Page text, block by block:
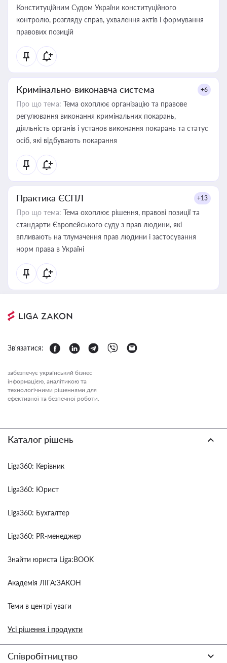
Конституційним Судом України конституційного
контролю, розгляду справ, ухвалення актів і формування
правових позицій
Кримінально-виконавча система +6
Про що тема: Тема охоплює організацію та правове
регулювання виконання кримінальних покарань,
діяльність органів і установ виконання покарань та статус
осіб, які відбувають покарання
Практика ЄСПЛ +13
Про що тема: Тема охоплює рішення, правові позиції та
стандарти Європейського суду з прав людини, які
впливають на тлумачення прав людини і застосування
норм права в Україні
Зв'язатися:
забезпечує український бізнес
інформацією, аналітикою та
технологічними рішеннями для
ефективної та безпечної роботи.
Каталог рішень
Liga360: Керівник
Liga360: Юрист
Liga360: Бухгалтер
Liga360: PR-менеджер
Знайти юриста Liga:BOOK
Академія ЛІГА:ЗАКОН
Теми в центрі уваги
Усі рішення і продукти
Співробітництво